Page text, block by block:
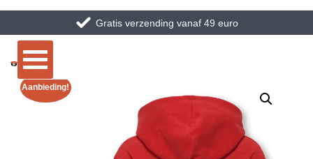
Gratis verzending vanaf 49 euro
Aanbieding!